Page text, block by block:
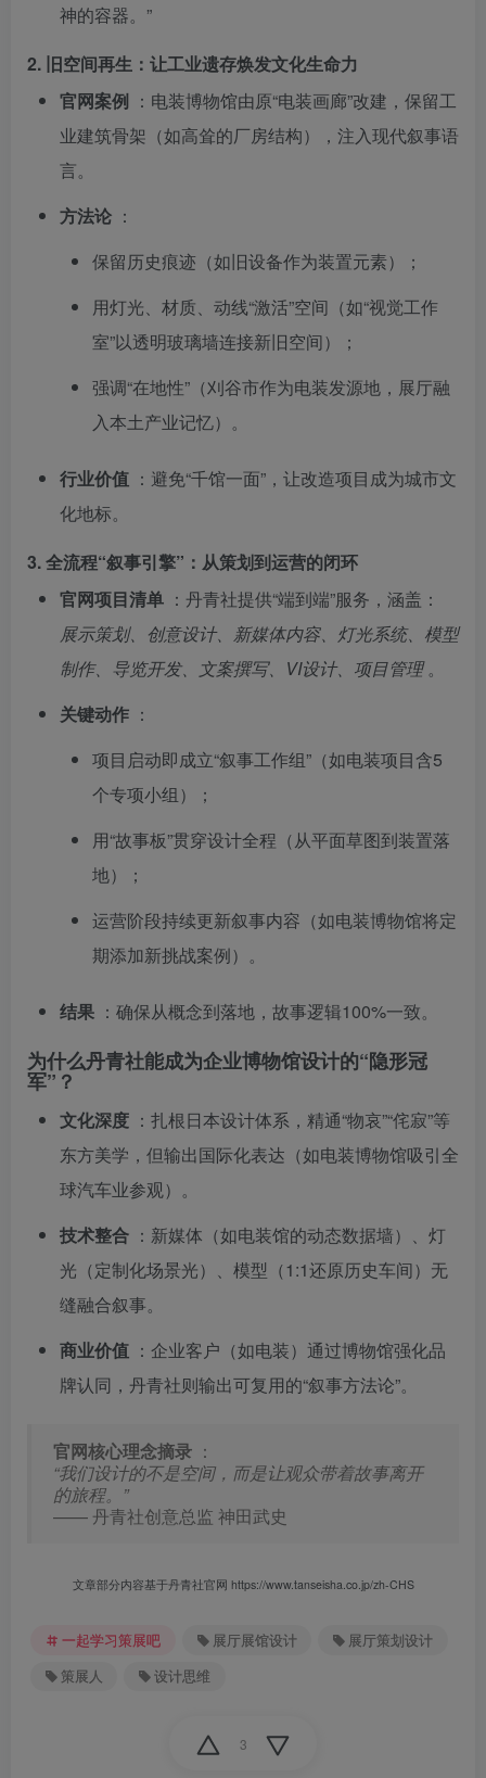
神的容器。”
2. 旧空间再生：让工业遗存焕发文化生命力
官网案例 ：电装博物馆由原“电装画廊”改建，保留工
业建筑骨架（如高耸的厂房结构），注入现代叙事语
言。
方法论 ：
保留历史痕迹（如旧设备作为装置元素）；
用灯光、材质、动线“激活”空间（如“视觉工作
室”以透明玻璃墙连接新旧空间）；
强调“在地性”（刈谷市作为电装发源地，展厅融
入本土产业记忆）。
行业价值 ：避免“千馆一面”，让改造项目成为城市文
化地标。
3.全流程“叙事引擎”：从策划到运营的闭环
官网项目清单 ：丹青社提供“端到端”服务，涵盖：
展示策划、创意设计、新媒体内容、灯光系统、模型
制作、导览开发、文案撰写、VI设计、项目管理。
关键动作 ：
项目启动即成立“叙事工作组”（如电装项目含5
个专项小组）；
用“故事板”贯穿设计全程（从平面草图到装置落
地）；
运营阶段持续更新叙事内容（如电装博物馆将定
期添加新挑战案例）。
结果 ：确保从概念到落地，故事逻辑100%一致。
为什么丹青社能成为企业博物馆设计的“隐形冠
军”？
文化深度 ：扎根日本设计体系，精通“物哀”“侘寂”等
东方美学，但输出国际化表达（如电装博物馆吸引全
球汽车业参观）。
技术整合 ：新媒体（如电装馆的动态数据墙）、灯
光（定制化场景光）、模型（1:1还原历史车间）无
缝融合叙事。
商业价值 ：企业客户（如电装）通过博物馆强化品
牌认同，丹青社则输出可复用的“叙事方法论”。
官网核心理念摘录 ：
“我们设计的不是空间，而是让观众带着故事离开
的旅程。”
—— 丹青社创意总监 神田武史
文章部分内容基于丹青社官网 https://www.tanseisha.co.jp/zh-CHS
一起学习策展吧 展厅展馆设计
展厅策划设计
策展人
设计思维
3